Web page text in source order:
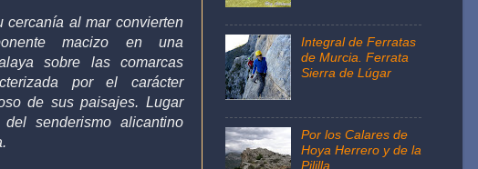
cercanía al mar convierten
macizo en una
sobre las comarcas
por el carácter
de sus paisajes. Lugar
del senderismo alicantino
Integral de Ferratas
de Murcia. Ferrata
Sierra de Lúgar
Por los Calares de
Hoya Herrero y de la
Pililla